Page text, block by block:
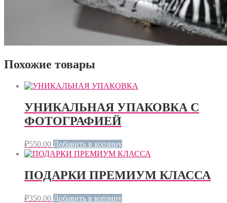
Похожие товары
УНИКАЛЬНАЯ УПАКОВКА С
ФОТОГРАФИЕЙ
₽550.00 Добавить в корзину
ПОДАРКИ ПРЕМИУМ КЛАССА
₽350.00 Добавить в корзину